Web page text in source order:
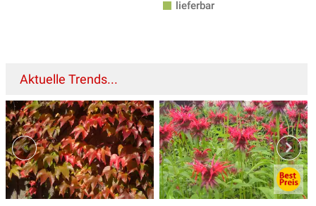
lieferbar
Aktuelle Trends...